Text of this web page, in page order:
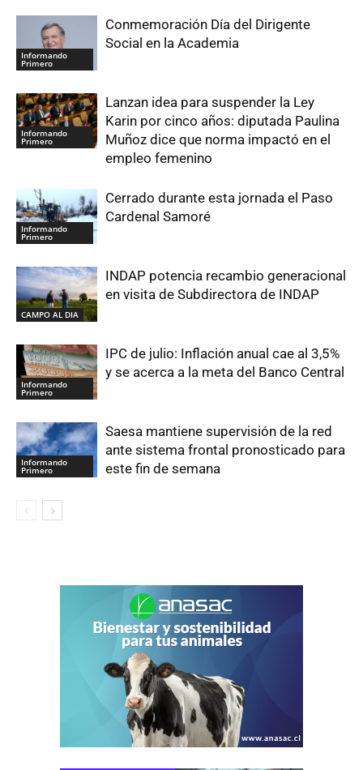
Informando
Primero
Conmemoración Día del Dirigente
Social en la Academia
Informando
Primero
Lanzan idea para suspender la Ley
Karin por cinco años: diputada Paulina
Muñoz dice que norma impactó en el
empleo femenino
Informando
Primero
Cerrado durante esta jornada el Paso
Cardenal Samoré
CAMPO AL DIA
INDAP potencia recambio generacional
en visita de Subdirectora de INDAP
Informando
Primero
IPC de julio: Inflación anual cae al 3,5%
y se acerca a la meta del Banco Central
Informando
Primero
Saesa mantiene supervisión de la red
ante sistema frontal pronosticado para
este fin de semana